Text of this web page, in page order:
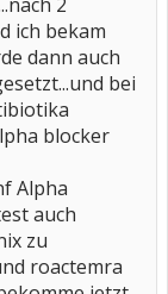
ich bekam
dann auch
bei
blocker
Alpha
auch
zu
roactemra